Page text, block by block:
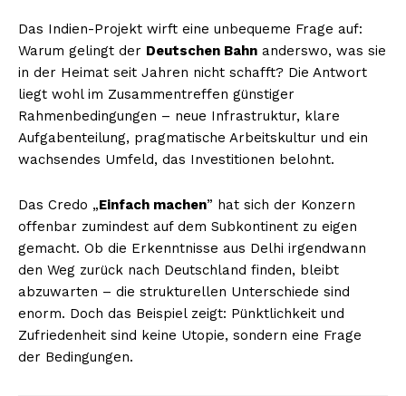
Das Indien-Projekt wirft eine unbequeme Frage auf:
Warum gelingt der Deutschen Bahn anderswo, was sie
in der Heimat seit Jahren nicht schafft? Die Antwort
liegt wohl im Zusammentreffen günstiger
Rahmenbedingungen – neue Infrastruktur, klare
Aufgabenteilung, pragmatische Arbeitskultur und ein
wachsendes Umfeld, das Investitionen belohnt.
Das Credo „Einfach machen” hat sich der Konzern
offenbar zumindest auf dem Subkontinent zu eigen
gemacht. Ob die Erkenntnisse aus Delhi irgendwann
den Weg zurück nach Deutschland finden, bleibt
abzuwarten – die strukturellen Unterschiede sind
enorm. Doch das Beispiel zeigt: Pünktlichkeit und
Zufriedenheit sind keine Utopie, sondern eine Frage
der Bedingungen.